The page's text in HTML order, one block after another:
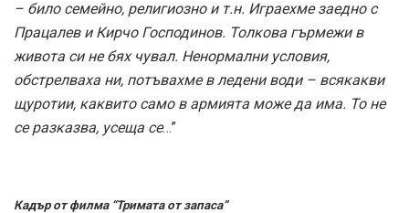
– било семейно, религиозно и т.н. Играехме заедно с
Працалев и Кирчо Господинов. Толкова гърмежи в
живота си не бях чувал. Ненормални условия,
обстрелваха ни, потъвахме в ледени води – всякакви
щуротии, каквито само в армията може да има. То не
се разказва, усеща се…”
Кадър от филма “Тримата от запаса”